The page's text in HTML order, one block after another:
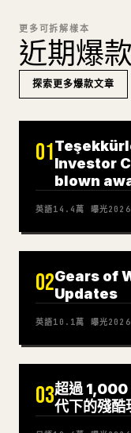
更多可拆解樣本
近期爆
探索更多爆款文章
01Investor
blown
英語14.4萬 曝光
02Gears of
Updates
英語10.1萬 曝光
03超過 1,000
代下的殘酷